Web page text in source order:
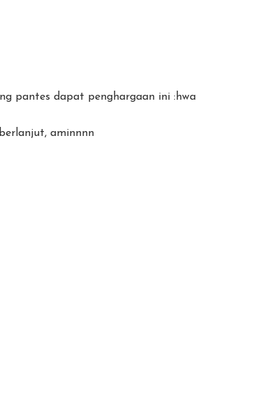
pantes dapat penghargaan ini :hwa
aminnnn